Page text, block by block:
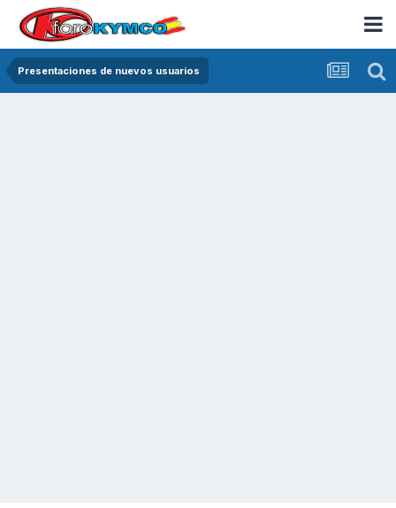
Presentaciones de nuevos usuarios